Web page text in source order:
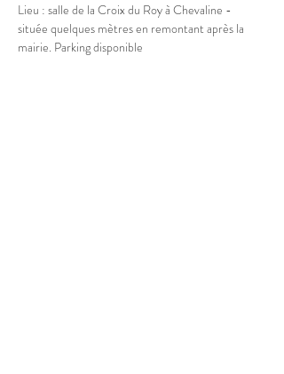
Lieu : salle de la Croix du Roy à Chevaline -
située quelques mètres en remontant après la
mairie. Parking disponible